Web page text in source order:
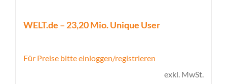
WELT.de – 23,20 Mio. Unique User
Für Preise bitte einloggen/registrieren
exkl. MwSt.